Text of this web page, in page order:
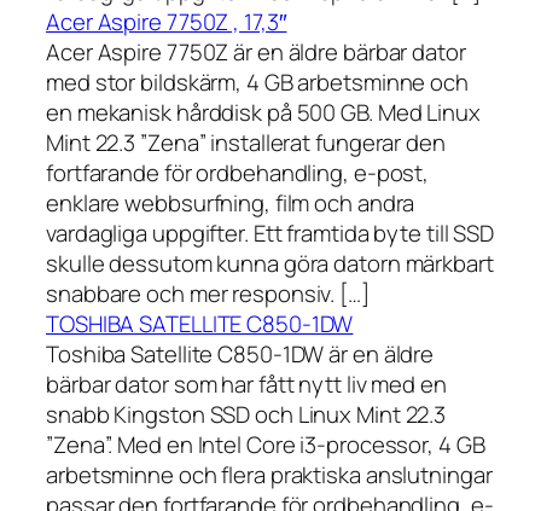
Acer Aspire 7750Z , 17,3″
Acer Aspire 7750Z är en äldre bärbar dator
med stor bildskärm, 4 GB arbetsminne och
en mekanisk hårddisk på 500 GB. Med Linux
Mint 22.3 ”Zena” installerat fungerar den
fortfarande för ordbehandling, e-post,
enklare webbsurfning, film och andra
vardagliga uppgifter. Ett framtida byte till SSD
skulle dessutom kunna göra datorn märkbart
snabbare och mer responsiv. […]
TOSHIBA SATELLITE C850-1DW
Toshiba Satellite C850-1DW är en äldre
bärbar dator som har fått nytt liv med en
snabb Kingston SSD och Linux Mint 22.3
”Zena”. Med en Intel Core i3-processor, 4 GB
arbetsminne och flera praktiska anslutningar